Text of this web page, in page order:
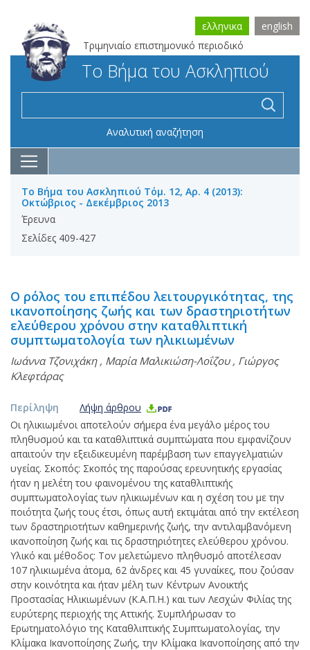
Τριμηνιαίο επιστημονικό περιοδικό
ελληνικα english
Το Βήμα του Ασκληπιού
Αναλυτική αναζήτηση
Το Βήμα του Ασκληπιού Τόμ. 12, Αρ. 4 (2013):
Οκτώβριος - Δεκέμβριος 2013
Έρευνα
Σελίδες 409-427
Ο ρόλος του επιπέδου λειτουργικότητας, της
ικανοποίησης ζωής και των δραστηριοτήτων
ελεύθερου χρόνου στην καταθλιπτική
συμπτωματολογία των ηλικιωμένων
Ιωάννα Τζονιχάκη, Μαρία Μαλικιώση-Λοΐζου, Γιώργος
Κλεφτάρας
Περίληψη
Λήψη άρθρου
Οι ηλικιωμένοι αποτελούν σήμερα ένα μεγάλο μέρος του
πληθυσμού και τα καταθλιπτικά συμπτώματα που εμφανίζουν
απαιτούν την εξειδικευμένη παρέμβαση των επαγγελματιών
υγείας. Σκοπός: Σκοπός της παρούσας ερευνητικής εργασίας
ήταν η μελέτη του φαινομένου της καταθλιπτικής
συμπτωματολογίας των ηλικιωμένων και η σχέση του με την
ποιότητα ζωής τους έτσι, όπως αυτή εκτιμάται από την εκτέλεση
των δραστηριοτήτων καθημερινής ζωής, την αντιλαμβανόμενη
ικανοποίηση ζωής και τις δραστηριότητες ελεύθερου χρόνου.
Υλικό και μέθοδος: Τον μελετώμενο πληθυσμό αποτέλεσαν
107 ηλικιωμένα άτομα, 62 άνδρες και 45 γυναίκες, που ζούσαν
στην κοινότητα και ήταν μέλη των Κέντρων Ανοικτής
Προστασίας Ηλικιωμένων (Κ.Α.Π.Η.) και των Λεσχών Φιλίας της
ευρύτερης περιοχής της Αττικής. Συμπλήρωσαν το
Ερωτηματολόγιο της Καταθλιπτικής Συμπτωματολογίας, την
Κλίμακα Ικανοποίησης Ζωής, την Κλίμακα Ικανοποίησης από την